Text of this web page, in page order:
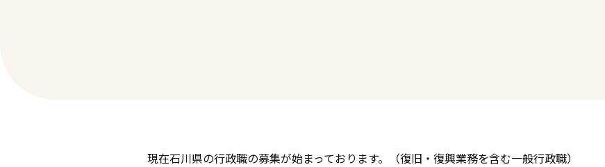
現在石川県の行政職の募集が始まっております。（復旧・復興業務を含む一般行政職）